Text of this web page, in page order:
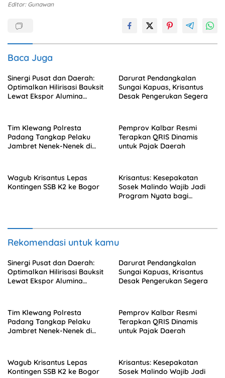
Editor: Gunawan
Baca Juga
Sinergi Pusat dan Daerah:
Optimalkan Hilirisasi Bauksit
Lewat Ekspor Alumina
Darurat Pendangkalan
Sungai Kapuas, Krisantus
Desak Pengerukan Segera
Tim Klewang Polresta
Padang Tangkap Pelaku
Jambret Nenek-Nenek di
Pemprov Kalbar Resmi
Terapkan QRIS Dinamis
untuk Pajak Daerah
Wagub Krisantus Lepas
Kontingen SSB K2 ke Bogor
Krisantus: Kesepakatan
Sosek Malindo Wajib Jadi
Program Nyata bagi
Rekomendasi untuk kamu
Sinergi Pusat dan Daerah:
Optimalkan Hilirisasi Bauksit
Lewat Ekspor Alumina
Darurat Pendangkalan
Sungai Kapuas, Krisantus
Desak Pengerukan Segera
Tim Klewang Polresta
Padang Tangkap Pelaku
Jambret Nenek-Nenek di
Pemprov Kalbar Resmi
Terapkan QRIS Dinamis
untuk Pajak Daerah
Wagub Krisantus Lepas
Kontingen SSB K2 ke Bogor
Krisantus: Kesepakatan
Sosek Malindo Wajib Jadi